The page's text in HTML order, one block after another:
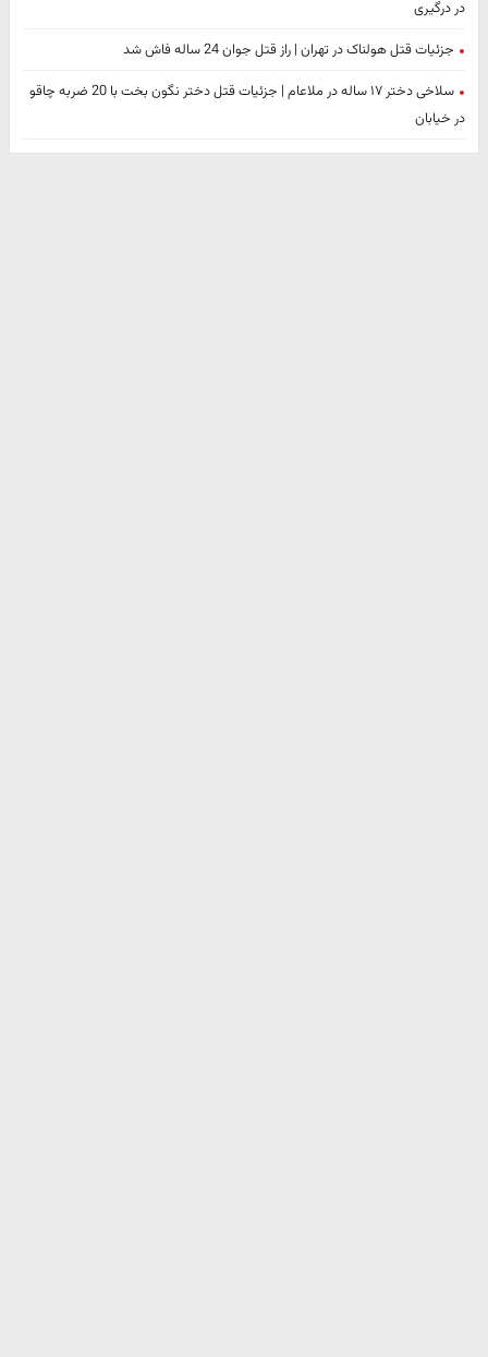
در درگیری
جزئیات قتل هولناک در تهران | راز قتل جوان 24 ساله فاش شد
سلاخی دختر ۱۷ ساله در ملاعام | جزئیات قتل دختر نگون بخت با 20 ضربه چاقو
در خیابان